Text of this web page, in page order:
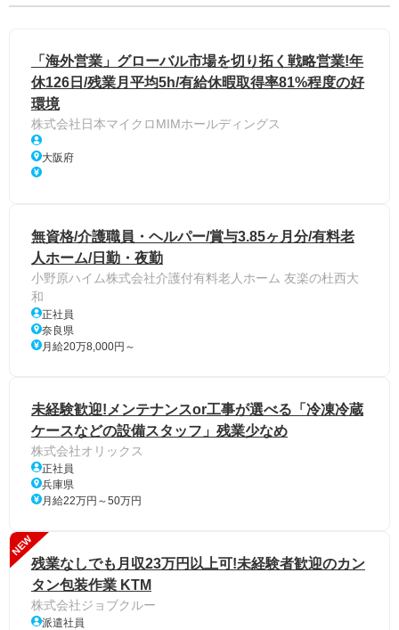
「海外営業」グローバル市場を切り拓く戦略営業!年
休126日/残業月平均5h/有給休暇取得率81%程度の好
環境
株式会社日本マイクロMIMホールディングス
大阪府
無資格/介護職員・ヘルパー/賞与3.85ヶ月分/有料老
人ホーム/日勤・夜勤
小野原ハイム株式会社介護付有料老人ホーム 友楽の杜西大
和
正社員
奈良県
月給20万8,000円～
未経験歓迎!メンテナンスor工事が選べる「冷凍冷蔵
ケースなどの設備スタッフ」残業少なめ
株式会社オリックス
正社員
兵庫県
月給22万円～50万円
NEW
残業なしでも月収23万円以上可!未経験者歓迎のカン
タン包装作業 KTM
株式会社ジョブクルー
派遣社員